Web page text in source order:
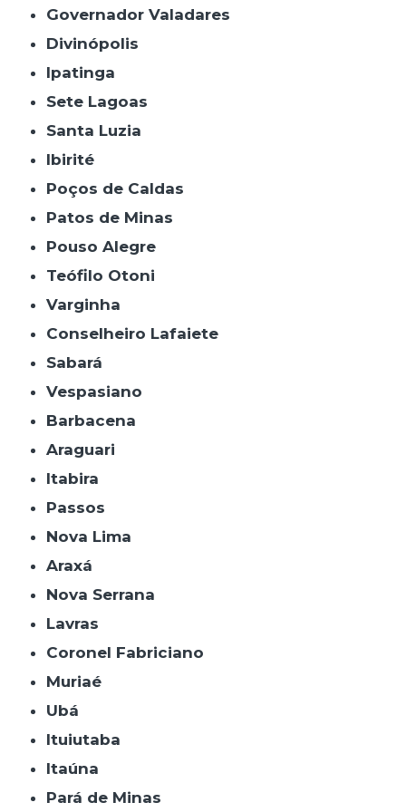
Governador Valadares
Divinópolis
Ipatinga
Sete Lagoas
Santa Luzia
Ibirité
Poços de Caldas
Patos de Minas
Pouso Alegre
Teófilo Otoni
Varginha
Conselheiro Lafaiete
Sabará
Vespasiano
Barbacena
Araguari
Itabira
Passos
Nova Lima
Araxá
Nova Serrana
Lavras
Coronel Fabriciano
Muriaé
Ubá
Ituiutaba
Itaúna
Pará de Minas